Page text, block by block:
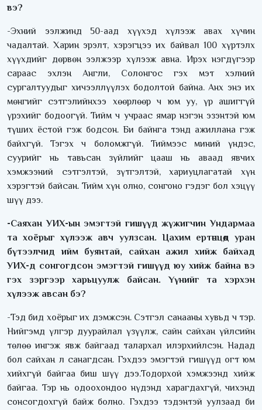
вэ?
-Эхний ээлжинд 50-аад хүүхэд хүлээж авах хүчин
чадалтай. Харин эрэлт, хэрэгцээ их байвал 100 хүртэлх
хүүхдийг дөрвөн ээлжээр хүлээж авна. Ирэх нэгдүгээр
сараас эхлэн Англи, Солонгос гэх мэт хэлний
сургалтуудыг хичээллүүлэх бодолтой байна. Анх энэ их
мөнгийг сэтгэлийнхээ хөөрлөөр ч юм уу, үр ашиггүй
үрэхийг бодоогүй. Тийм ч учраас ямар нэгэн эзэнтэй юм
түших ёстой гэж бодсон. Би байнга тэнд ажиллана гэж
байхгүй. Тэгэх ч боломжгүй. Тиймээс миний үндэс,
суурийг нь тавьсан зүйлийг цааш нь аваад явчих
хэмжээний сэтгэлтэй, зүтгэлтэй, хариуцлагатай хүн
хэрэгтэй байсан. Тийм хүн олно, сонгоно гэдэг бол хэцүү
шүү дээ.
-Саяхан УИХ-ын эмэгтэй гишүүд жүжигчин Ундармаа
та хоёрыг хүлээж авч уулзсан. Цахим ертөнцөд уран
бүтээлчид ийм буянтай, сайхан ажил хийж байхад
УИХ-д сонгогдсон эмэгтэй гишүүд юу хийж байна вэ
гэх зэргээр харьцуулж байсан. Үүнийг та хэрхэн
хүлээж авсан бэ?
-Тэд бид хоёрыг их дэмжсэн. Сэтгэл санааны хувьд ч тэр.
Нийгэмд үлгэр дуурайлал үзүүлж, сайн сайхан үйлсийн
төлөө ингэж явж байгаад талархал илэрхийлсэн. Надад
бол сайхан л санагдсан. Гэхдээ эмэгтэй гишүүд огт юм
хийхгүй байгаа биш шүү дээ.Тодорхой хэмжээнд хийж
байгаа. Тэр нь одоохондоо нүдэнд харагдахгүй, чихэнд
сонсогдохгүй байж болно. Гэхдээ тэдэнтэй уулзаад би